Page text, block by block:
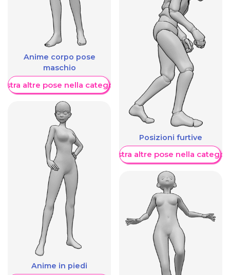
Anime corpo pose
maschio
altre pose nella categoria
Anime in piedi
Posizioni furtive
Mostra altre pose nella